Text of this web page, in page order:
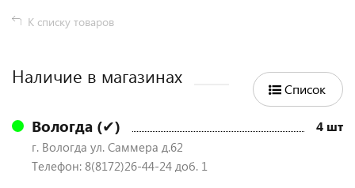
К списку товаров
Наличие в магазинах
Список
Вологда (✔) 4 шт
г. Вологда ул. Саммера д.62
Телефон: 8(8172)26-44-24 доб. 1